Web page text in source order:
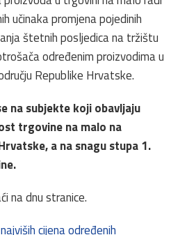
učinaka promjena pojedinih
štetnih posljedica na tržištu
određenim proizvodima u
Republike Hrvatske.
na subjekte koji obavljaju
trgovine na malo na
a na snagu stupa 1.
na dnu stranice.
cijena određenih